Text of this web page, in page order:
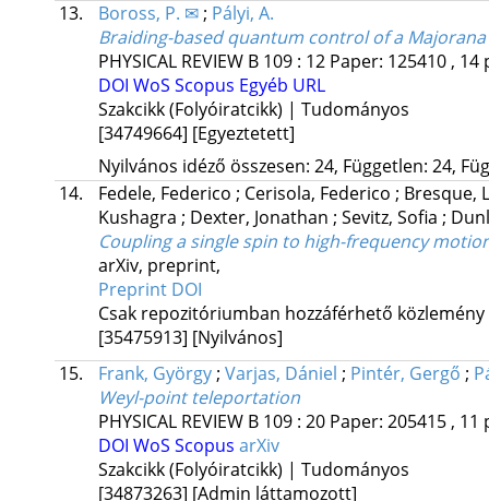
13.
Boross, P. ✉ ; Pályi, A.
Braiding-based quantum control of a
PHYSICAL REVIEW B 109: 12 Paper: 125410 , 14
DOI WoS Scopus Egyéb URL
Szakcikk (Folyóiratcikk) | Tudományos
[34749664] [Egyeztetett]
Nyilvános idéző összesen: 24, Független: 24,
14.
Fedele, Federico ; Cerisola, Federico ; Bresque,
Kushagra ; Dexter, Jonathan ; Sevitz, Sofia ;
Coupling a single spin to high-frequency
arXiv, preprint,
Preprint DOI
Csak repozitóriumban hozzáférhető
[35475913] [Nyilvános]
15.
Frank, György ; Varjas, Dániel ; Pintér, Gergő ;
Weyl-point teleportation
PHYSICAL REVIEW B 109: 20 Paper: 205415 , 11
DOI WoS Scopus arXiv
Szakcikk (Folyóiratcikk) | Tudományos
[34873263] [Admin láttamozott]